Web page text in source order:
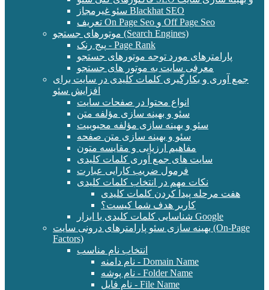
سئو غیرمجاز Blackhat SEO
تعریف On Page Seo و Off Page Seo
موتورهای جستجو (Search Engines)
پیج رنک - Page Rank
پارامترهای مورد توجه موتورهای جستجو
معرفی سایت به موتور های جستجو
جمع آوری و بکارگیری کلمات کلیدی در سایت برای
افزایش سئو
انواع محتوا در صفحات سایت
سئو و بهینه سازی مؤلفه متن
سئو و بهینه سازی مؤلفه محبوبیت
سئو و بهینه سازی متن صفحه
مفاهیم ارزیابی و مقایسه متون
سایت های جمع آوری کلمات کلیدی
فرمول ضریب کارایی عبارت
نکات مهم در انتخاب کلمات کلیدی
هفت مرحله پیدا کردن کلمات کلیدی
کاربر هدف شما کیست؟
شناسایی کلمات کلیدی با ابزار Google
بهینه سازی سئو پارامترهای درونی سایت (On-Page
Factors)
انتخاب نام مناسب
نام دامنه - Domain Name
نام پوشه - Folder Name
نام فایل - File Name